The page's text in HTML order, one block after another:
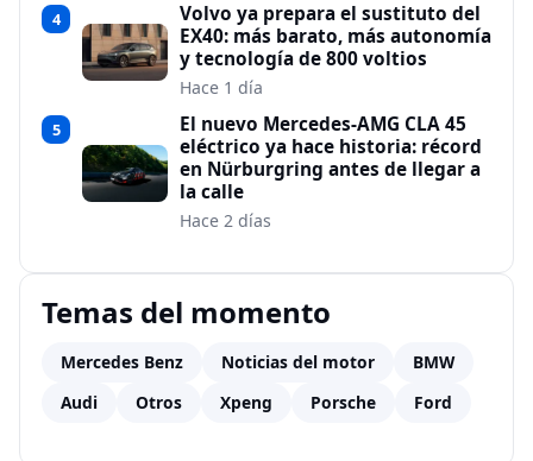
4
Volvo ya prepara el sustituto del
EX40: más barato, más autonomía
y tecnología de 800 voltios
Hace 1 día
5
El nuevo Mercedes-AMG CLA 45
eléctrico ya hace historia: récord
en Nürburgring antes de llegar a
la calle
Hace 2 días
Temas del momento
Mercedes Benz Noticias del motor
BMW
Audi
Otros Xpeng Porsche Ford